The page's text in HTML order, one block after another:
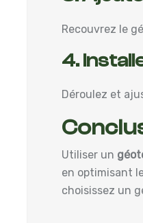
Recouvrez le
4.
Déroulez et
Utiliser un
en optimisant
choisissez un